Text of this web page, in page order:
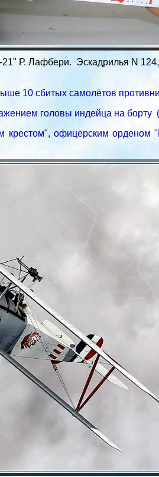
Р. Лафбери. Эскадрилья N 124,
10 сбитых самолётов
головы индейца на
офицерским орденом